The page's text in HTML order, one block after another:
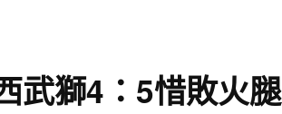
武獅4：5惜敗火腿